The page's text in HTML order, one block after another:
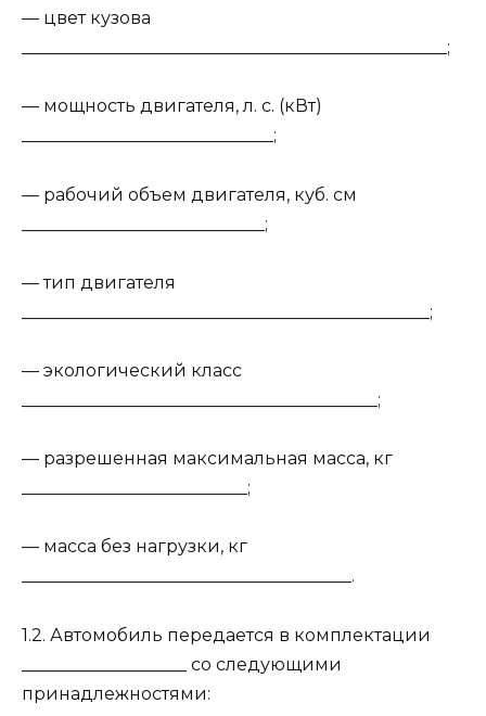
— цвет кузова
_________________________________________________;
— мощность двигателя, л. с. (кВт)
_____________________________;
— рабочий объем двигателя, куб. см
____________________________;
— тип двигателя
_______________________________________________;
— экологический класс
_________________________________________;
— разрешенная максимальная масса, кг
__________________________;
— масса без нагрузки, кг
______________________________________.
1.2. Автомобиль передается в комплектации
___________________ со следующими
принадлежностями: